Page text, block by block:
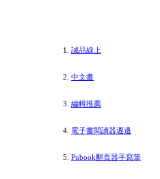
誠品線上
中文書
編輯推薦
電子書閱讀器週邊
Pubook翻頁器手寫筆